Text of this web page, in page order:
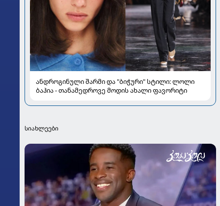
ანდროგინული შარმი და "ბიჭური" სტილი: ლოლი
ბაჰია - თანამედროვე მოდის ახალი ფავორიტი
სიახლეები